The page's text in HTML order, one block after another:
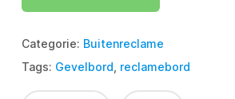
Categorie: Buitenreclame
Tags: Gevelbord reclamebord